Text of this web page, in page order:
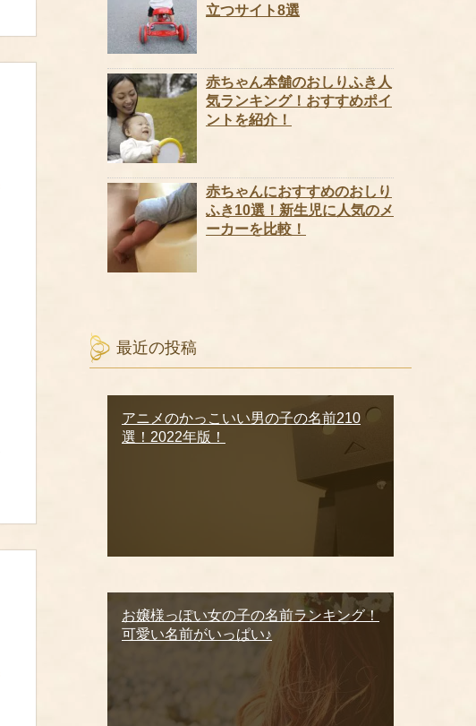
立つサイト8選
赤ちゃん本舗のおしりふき人
気ランキング！おすすめポイ
ントを紹介！
赤ちゃんにおすすめのおしり
ふき10選！新生児に人気のメ
ーカーを比較！
最近の投稿
アニメのかっこいい男の子の名前210
選！2022年版！
お嬢様っぽい女の子の名前ランキング！
可愛い名前がいっぱい♪